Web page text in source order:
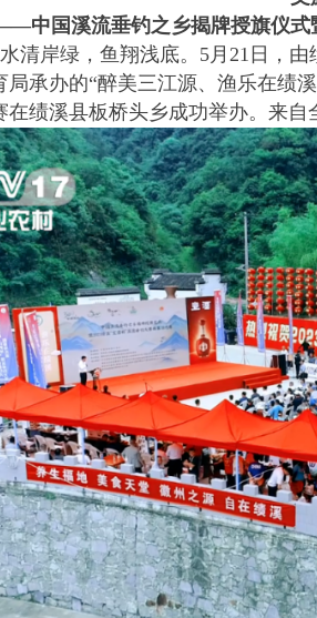
中国溪流垂钓之乡揭牌授旗仪式
清岸绿，鱼翔浅底。5月21日，
局承办的“醉美三江源、渔乐在绩
在绩溪县板桥头乡成功举办。来